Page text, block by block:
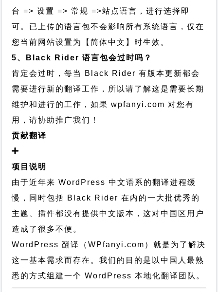
台 => 设置 => 常规 =>站点语言，进行选择即
可。已上传的语言包不会影响所有系统语言，仅在
您当前网站设置为【简体中文】时生效。
5、Black Rider 语言包会过时吗？
肯定会过时，每当 Black Rider 有版本更新都会
需要进行新的翻译工作，所以请了解这是需要长期
维护和进行的工作，如果 wpfanyi.com 对您有
用，请协助推广我们！
贡献翻译
项目说明
由于近年来 WordPress 中文语系的翻译进程缓
慢，同时包括 Black Rider 在内的一大批优秀的
主题、插件都没有提供中文版本，这对中国区用户
造成了很多不便。
WordPress 翻译（WPfanyi.com） 就是为了解决
这一基本需求而存在。我们的目的是以中国人最熟
悉的方式组建一个 WordPress 本地化翻译团队。